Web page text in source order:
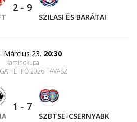
2 - 9
SZILASI ÉS BARÁTAI
Március 23. 20:30
kaminokupa
HÉTFŐ 2026 TAVASZ
1 - 7
SZBTSE-CSERNYABK